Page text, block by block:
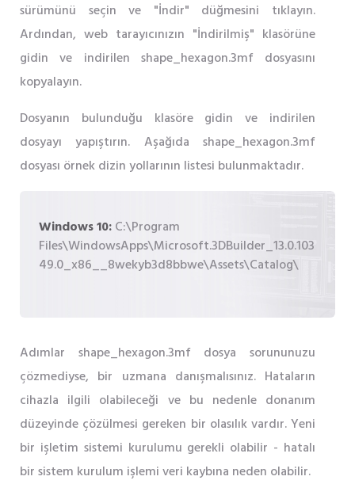
sürümünü seçin ve "İndir" düğmesini tıklayın.
Ardından, web tarayıcınızın "İndirilmiş" klasörüne
gidin ve indirilen shape_hexagon.3mf dosyasını
kopyalayın.
Dosyanın bulunduğu klasöre gidin ve indirilen
dosyayı yapıştırın. Aşağıda shape_hexagon.3mf
dosyası örnek dizin yollarının listesi bulunmaktadır.
Windows 10:C:\Program
Files\WindowsApps\Microsoft.3DBuilder_13.0.103
49.0_x86__8wekyb3d8bbwe\Assets\Catalog\
Adımlar shape_hexagon.3mf dosya sorununuzu
çözmediyse, bir uzmana danışmalısınız. Hataların
cihazla ilgili olabileceği ve bu nedenle donanım
düzeyinde çözülmesi gereken bir olasılık vardır. Yeni
bir işletim sistemi kurulumu gerekli olabilir - hatalı
bir sistem kurulum işlemi veri kaybına neden olabilir.